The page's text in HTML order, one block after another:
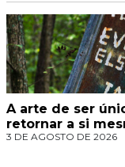
A arte de ser
retornar a si
3 DE AGOSTO DE 2026